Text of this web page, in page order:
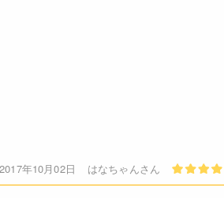
ありません。安心して、お召し上がりく
っても必ずしも在庫を保証するものでは
[2] 寒天ゼリーの素1袋(125g)を熱湯に入
2017年10月02日 はなちゃんさん